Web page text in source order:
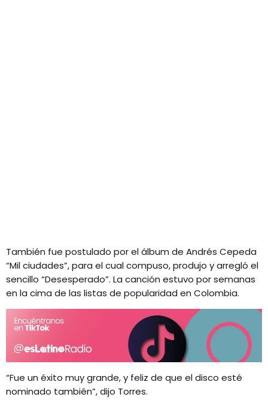
También fue postulado por el álbum de Andrés Cepeda
“Mil ciudades”, para el cual compuso, produjo y arregló el
sencillo “Desesperado”. La canción estuvo por semanas
en la cima de las listas de popularidad en Colombia.
“Fue un éxito muy grande, y feliz de que el disco esté
nominado también”, dijo Torres.